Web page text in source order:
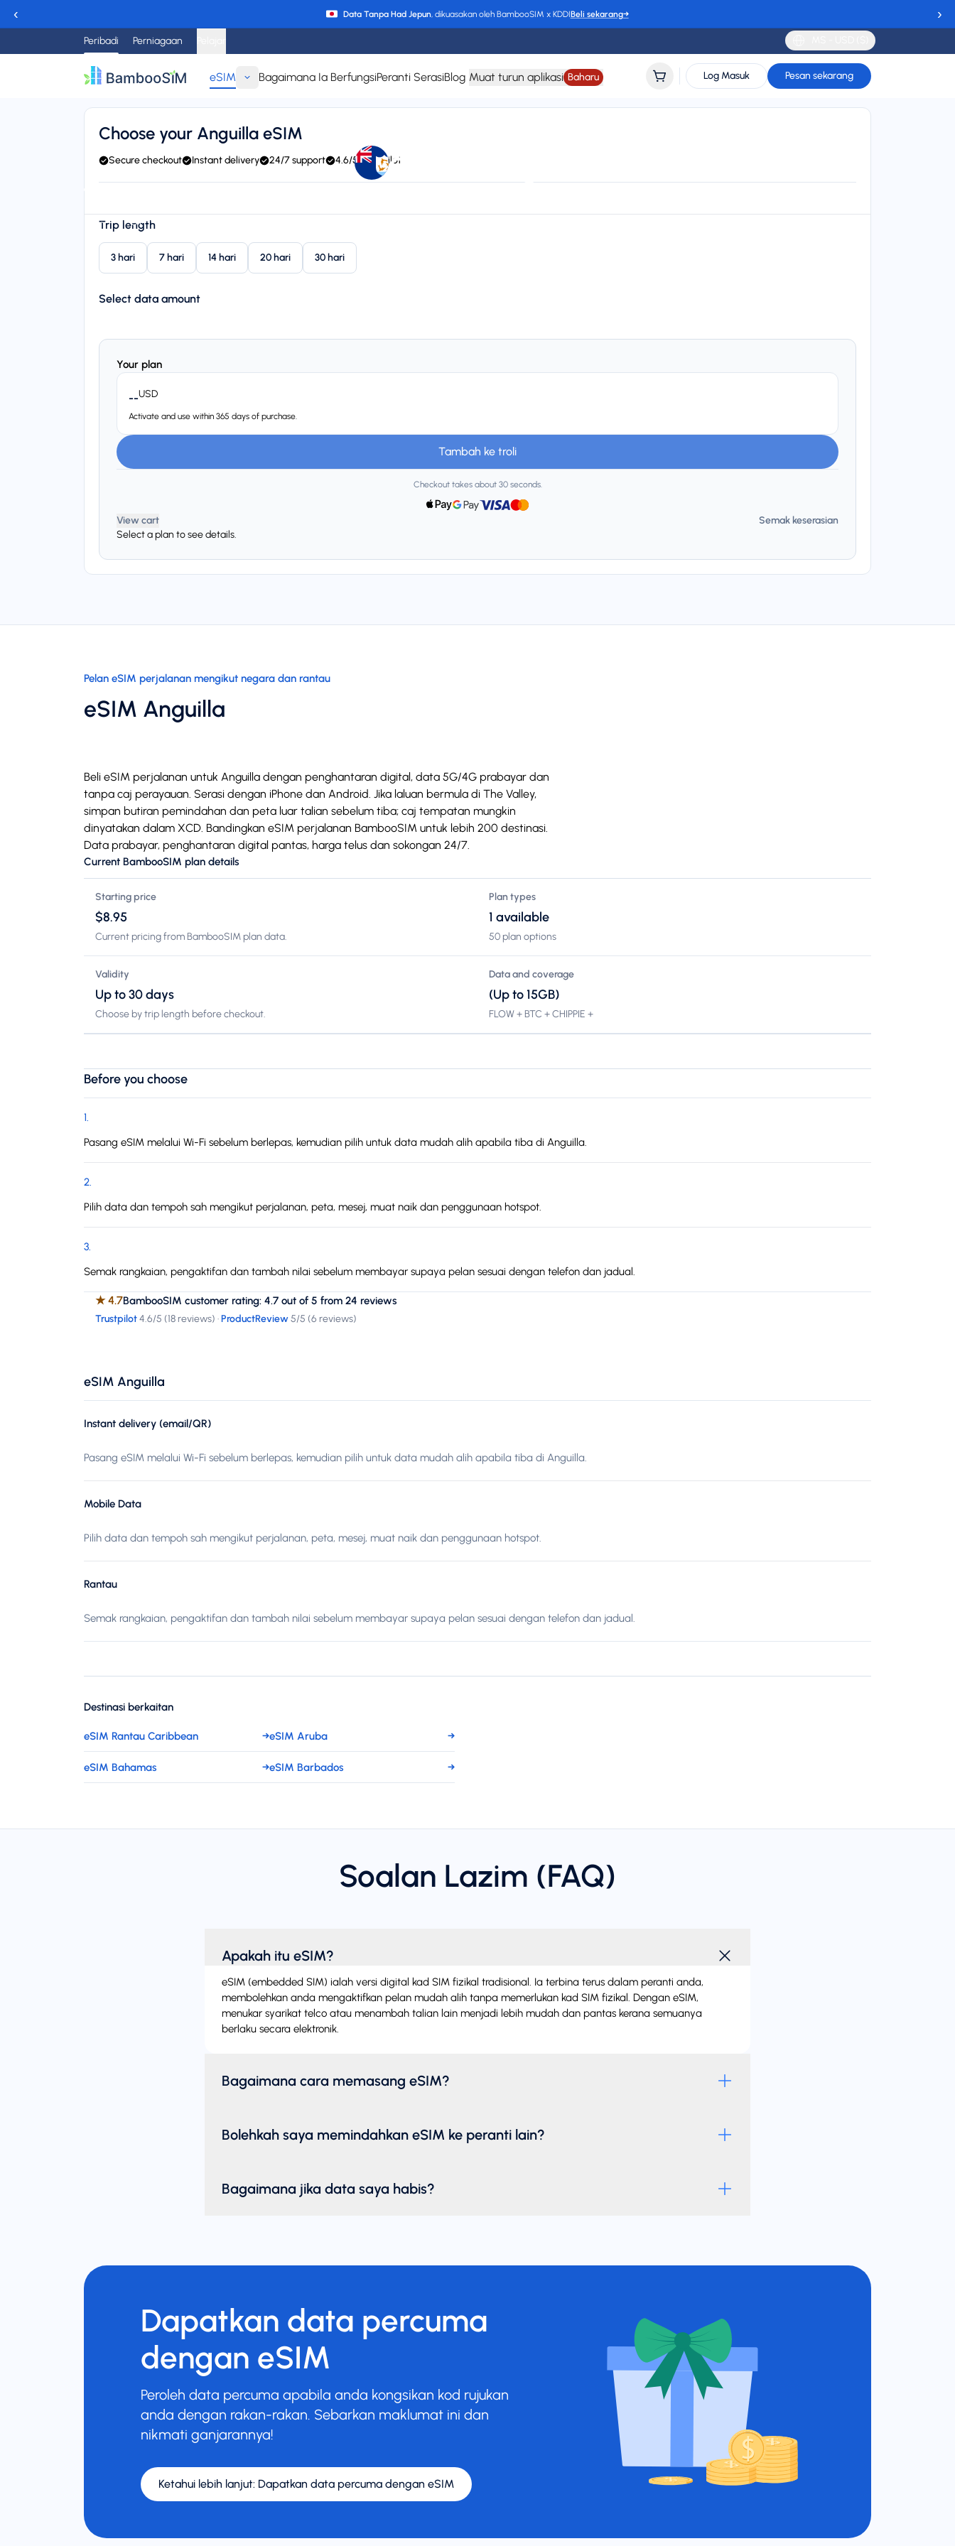
‹ Data Tanpa Had Jepun, dikuasakan oleh BambooSIM x KDDIBeli sekarang→ ›
Peribadi Perniagaan
eSIM Bagaimana Ia BerfungsiPeranti SerasiBlog Muat turun aplikasi Baharu Log Masuk Pesan sekarang
eSIM Anguilla
Starting price
$8.95
Choose your Anguilla eSIM
Secure checkout Instant delivery 24/7 support 4.6/5 Trustpilot
Trip length
3 hari 7 hari 14 hari 20 hari 30 hari
Select data amount
Your plan
--USD
Activate and use within 365 days of purchase.
Tambah ke troli
Checkout takes about 30 seconds.
View cart
Semak keserasian
Select a plan to see details.
Pelan eSIM perjalanan mengikut negara dan rantau
eSIM Anguilla
Beli eSIM perjalanan untuk Anguilla dengan penghantaran digital, data 5G/4G prabayar dan
tanpa caj perayauan. Serasi dengan iPhone dan Android. Jika laluan bermula di The Valley,
simpan butiran pemindahan dan peta luar talian sebelum tiba; caj tempatan mungkin
dinyatakan dalam XCD. Bandingkan eSIM perjalanan BambooSIM untuk lebih 200 destinasi.
Data prabayar, penghantaran digital pantas, harga telus dan sokongan 24/7.
Current BambooSIM plan details
Starting price
$8.95
Current pricing from BambooSIM plan data.
Plan types
1 available
50 plan options
Validity
Up to 30 days
Choose by trip length before checkout.
Data and coverage
(Up to 15GB)
FLOW + BTC + CHIPPIE +
Before you choose
1.
Pasang eSIM melalui Wi-Fi sebelum berlepas, kemudian pilih untuk data mudah alih apabila tiba di Anguilla.
2.
Pilih data dan tempoh sah mengikut perjalanan, peta, mesej, muat naik dan penggunaan hotspot.
3.
Semak rangkaian, pengaktifan dan tambah nilai sebelum membayar supaya pelan sesuai dengan telefon dan jadual.
★4.7BambooSIM customer rating: 4.7 out of 5 from 24 reviews
Trustpilot4.6/5 (18 reviews) ·ProductReview5/5 (6 reviews)
eSIM Anguilla
Instant delivery (email/QR)
Pasang eSIM melalui Wi-Fi sebelum berlepas, kemudian pilih untuk data mudah alih apabila tiba di Anguilla.
Mobile Data
Pilih data dan tempoh sah mengikut perjalanan, peta, mesej, muat naik dan penggunaan hotspot.
Rantau
Semak rangkaian, pengaktifan dan tambah nilai sebelum membayar supaya pelan sesuai dengan telefon dan jadual.
Destinasi berkaitan
eSIM Rantau Caribbean →eSIM Aruba →
eSIM Bahamas →eSIM Barbados →
Soalan Lazim (FAQ)
Apakah itu eSIM?
eSIM (embedded SIM) ialah versi digital kad SIM fizikal tradisional. Ia terbina terus dalam peranti anda,
membolehkan anda mengaktifkan pelan mudah alih tanpa memerlukan kad SIM fizikal. Dengan eSIM,
menukar syarikat telco atau menambah talian lain menjadi lebih mudah dan pantas kerana semuanya
berlaku secara elektronik.
Bagaimana cara memasang eSIM?
Bolehkah saya memindahkan eSIM ke peranti lain?
Bagaimana jika data saya habis?
Dapatkan data percuma
dengan eSIM
Peroleh data percuma apabila anda kongsikan kod rujukan
anda dengan rakan-rakan. Sebarkan maklumat ini dan
nikmati ganjarannya!
Ketahui lebih lanjut: Dapatkan data percuma dengan eSIM